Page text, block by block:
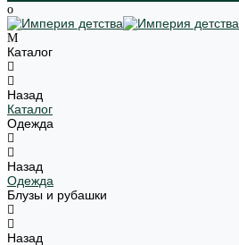
Каталог
Назад
Каталог
Одежда
Назад
Одежда
Блузы и рубашки
Назад